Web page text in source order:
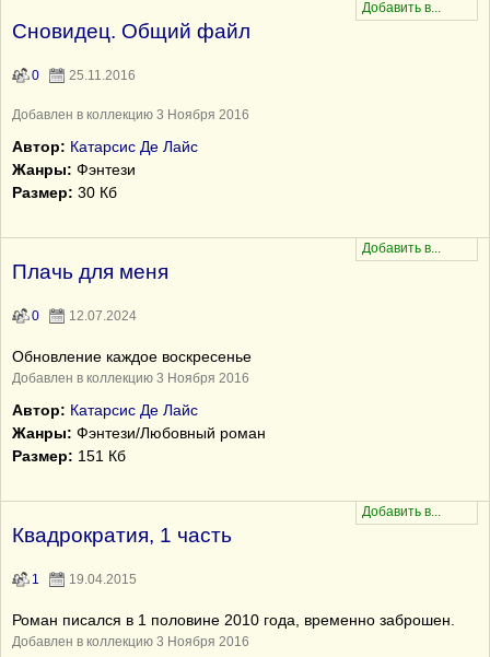
Сновидец. Общий файл
0 25.11.2016
Добавлен в коллекцию 3 Ноября 2016
Автор: Катарсис Де Лайс
Жанры: Фэнтези
Размер: 30 Кб
Плачь для меня
0 12.07.2024
Обновление каждое воскресенье
Добавлен в коллекцию 3 Ноября 2016
Автор: Катарсис Де Лайс
Жанры: Фэнтези/Любовный роман
Размер: 151 Кб
Квадрократия, 1 часть
1 19.04.2015
Роман писался в 1 половине 2010 года, временно заброшен.
Добавлен в коллекцию 3 Ноября 2016